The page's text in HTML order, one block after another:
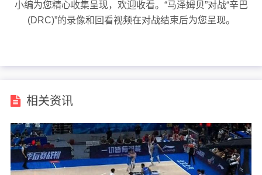
小编为您精心收集呈现，欢迎收看。“马泽姆贝”对战“辛巴
(DRC)”的录像和回看视频在对战结束后为您呈现。
相关资讯